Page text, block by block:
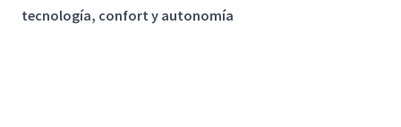
tecnología, confort y autonomía